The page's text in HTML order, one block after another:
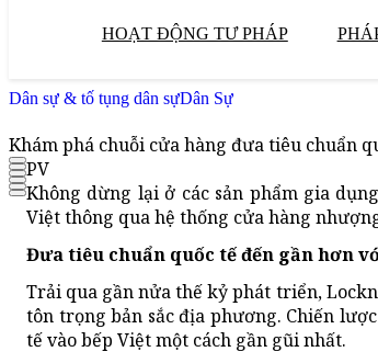
HOẠT ĐỘNG TƯ PHÁP
Dân sự & tố tụng dân sựDân Sự
Khám phá chuỗi cửa hàng đưa tiêu chuẩn
PV
Không dừng lại ở các sản phẩm gia
Việt thông qua hệ thống cửa hàng
Đưa tiêu chuẩn quốc tế đến gần hơn
Trải qua gần nửa thế kỷ phát triển,
tôn trọng bản sắc địa phương. Chiến
tế vào bếp Việt một cách gần gũi nhất.